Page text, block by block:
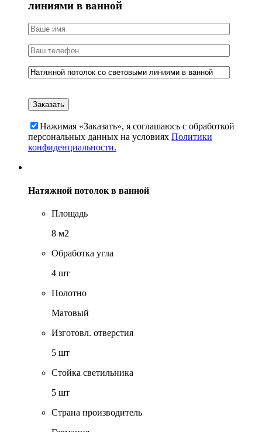
линиями в ванной
Нажимая «Заказать», я соглашаюсь c обработкой
персональных данных на условиях Политики
конфиденциальности.
Натяжной потолок в ванной
Площадь
8 м2
Обработка угла
4 шт
Полотно
Матовый
Изготовл. отверстия
5 шт
Стойка светильника
5 шт
Страна производитель